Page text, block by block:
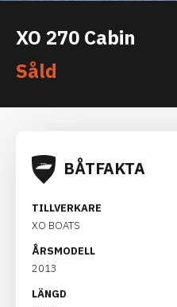
XO 270 Cabin
Såld
BÅTFAKTA
TILLVERKARE
XO BOATS
ÅRSMODELL
2013
LÄNGD